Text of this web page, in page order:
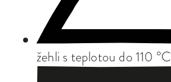
žehli s teplotou do 110 °C